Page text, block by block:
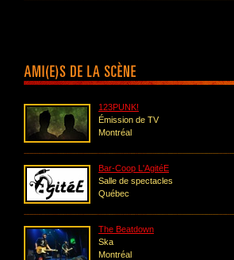
123PUNK!
Émission de TV
Montréal
Bar-Coop L'AgitéE
Salle de spectacles
Québec
The Beatdown
Ska
Montréal